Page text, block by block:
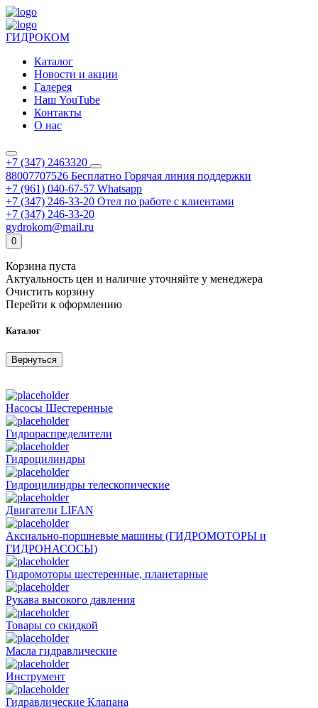
ГИДРОКОМ
Каталог
Новости и акции
Галерея
Наш YouTube
Контакты
О нас
+7 (347) 2463320
88007707526 Бесплатно Горячая линия поддержки
+7 (961) 040-67-57 Whatsapp
+7 (347) 246-33-20 Отел по работе с клиентами
+7 (347) 246-33-20
gydrokom@mail.ru
0
Корзина пуста
Актуальность цен и наличие уточняйте у менеджера
Очистить корзину
Перейти к оформлению
Каталог
Вернуться
Насосы Шестеренные
Гидрораспределители
Гидроцилиндры
Гидроцилиндры телескопические
Двигатели LIFAN
Аксиально-поршневые машины (ГИДРОМОТОРЫ и
ГИДРОНАСОСЫ)
Гидромоторы шестеренные, планетарные
Рукава высокого давления
Товары со скидкой
Масла гидравлические
Инструмент
Гидравлические Клапана